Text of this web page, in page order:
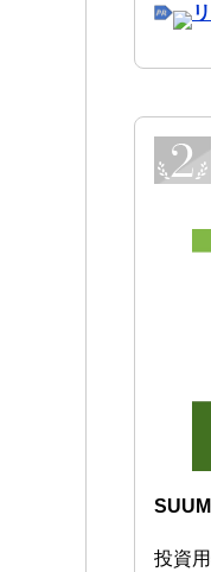
投資